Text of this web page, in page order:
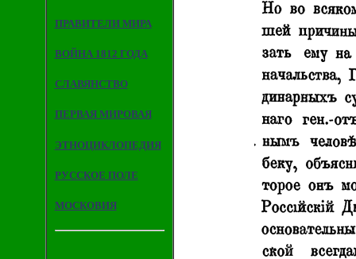
ПРАВИТЕЛИ МИРА
ВОЙНА 1812 ГОДА
СЛАВЯНСТВО
ПЕРВАЯ МИРОВАЯ
ЭТНОЦИКЛОПЕДИЯ
РУССКОЕ ПОЛЕ
МОСКОВИЯ